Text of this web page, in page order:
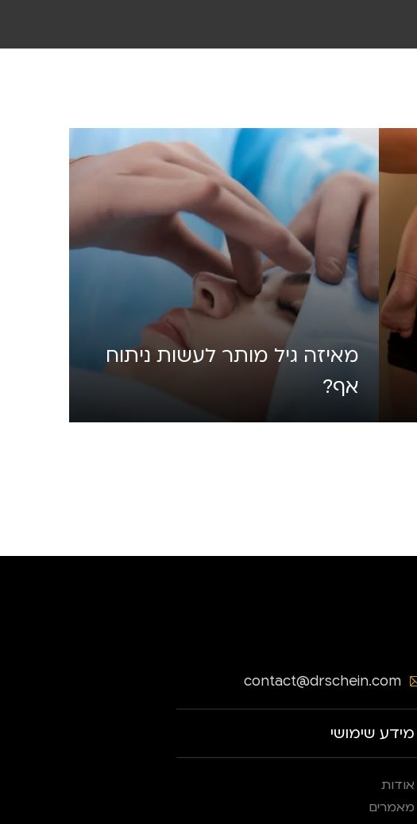
מאיזה גיל מותר לעשות ניתוח
אף?
contact@drschein.com
מידע שימושי
אודות
מאמרים